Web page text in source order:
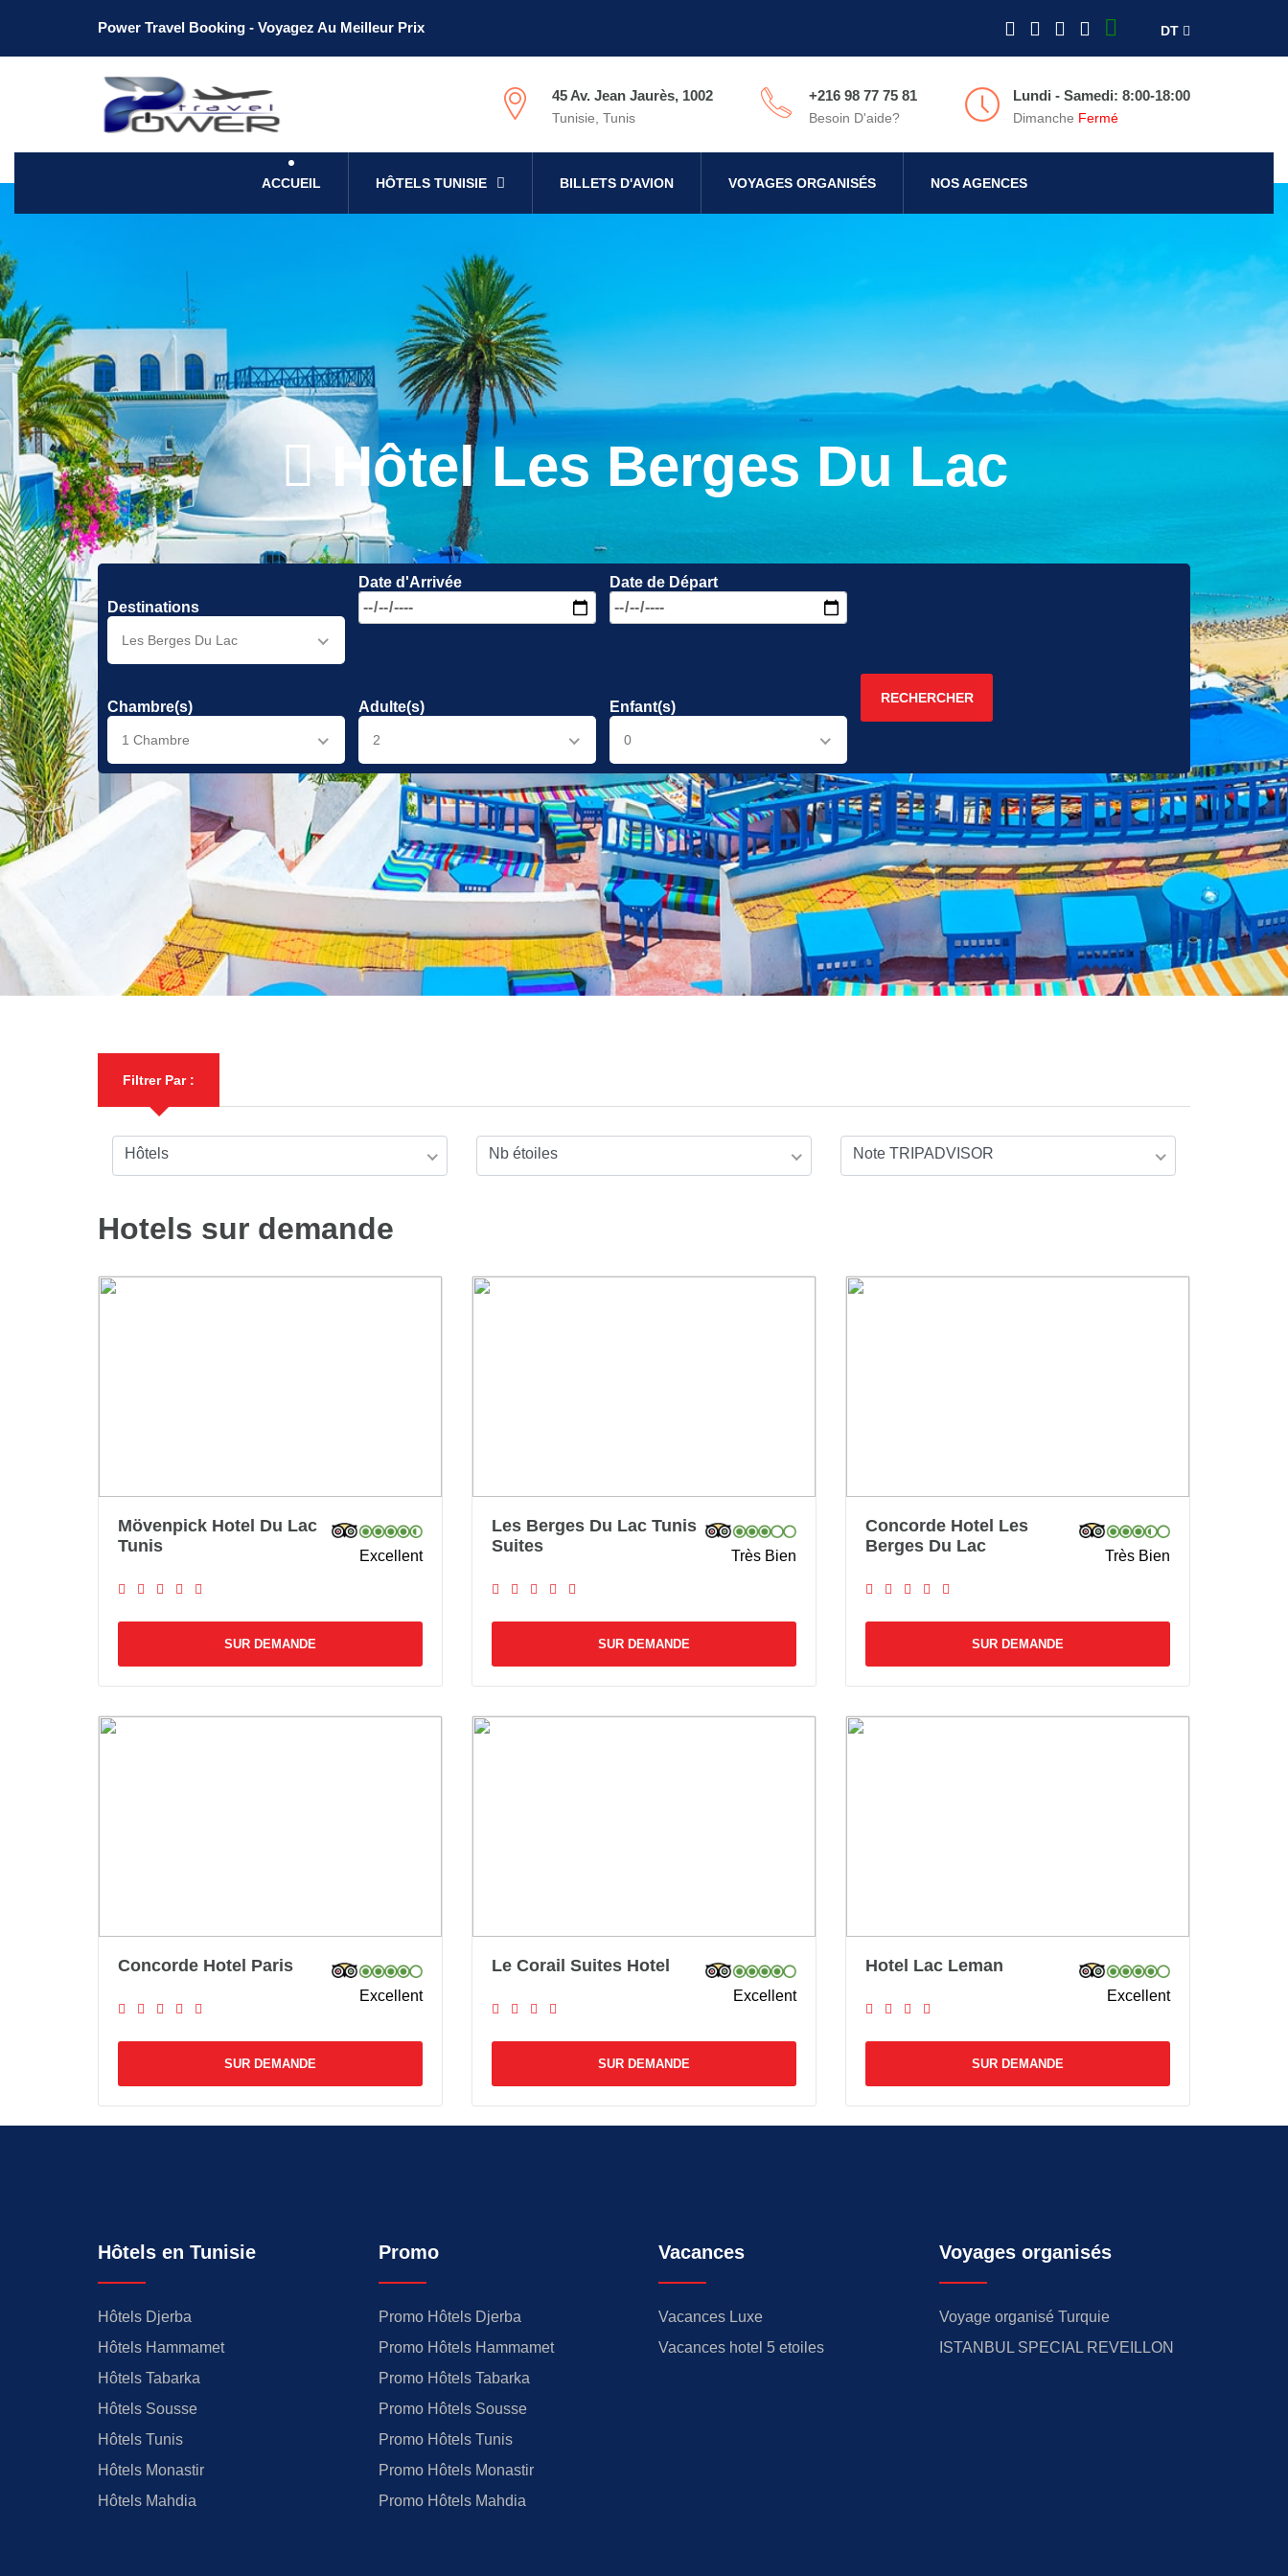
Power Travel Booking - Voyagez Au Meilleur Prix DT
45 Av. Jean Jaurès, 1002
Tunisie, Tunis
+216 98 77 75 81
Besoin D'aide?
Lundi - Samedi: 8:00-18:00
Dimanche Fermé
ACCUEIL HÔTELS TUNISIE BILLETS D'AVION VOYAGES ORGANISÉS NOS AGENCES
Hôtel Les Berges Du Lac
Destinations
Les Berges Du Lac
Date d'Arrivée Date de Départ
Chambre(s)
1 Chambre
Adulte(s)
2
Enfant(s)
0
RECHERCHER
Filtrer Par :
Hôtels Nb étoiles Note TRIPADVISOR
Hotels sur demande
Mövenpick Hotel Du Lac
Tunis
Excellent
SUR DEMANDE
Les Berges Du Lac Tunis
Suites
Très Bien
SUR DEMANDE
Concorde Hotel Les
Berges Du Lac
Très Bien
SUR DEMANDE
Concorde Hotel Paris
Excellent
SUR DEMANDE
Le Corail Suites Hotel
Excellent
SUR DEMANDE
Hotel Lac Leman
Excellent
SUR DEMANDE
Hôtels en Tunisie
Hôtels Djerba
Hôtels Hammamet
Hôtels Tabarka
Hôtels Sousse
Hôtels Tunis
Hôtels Monastir
Hôtels Mahdia
Promo
Promo Hôtels Djerba
Promo Hôtels Hammamet
Promo Hôtels Tabarka
Promo Hôtels Sousse
Promo Hôtels Tunis
Promo Hôtels Monastir
Promo Hôtels Mahdia
Vacances
Vacances Luxe
Vacances hotel 5 etoiles
Voyages organisés
Voyage organisé Turquie
ISTANBUL SPECIAL REVEILLON